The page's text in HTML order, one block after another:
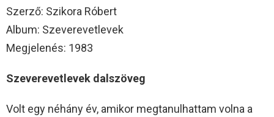
Szerző: Szikora Róbert
Album: Szeverevetlevek
Megjelenés: 1983
Szeverevetlevek dalszöveg
Volt egy néhány év, amikor megtanulhattam volna a